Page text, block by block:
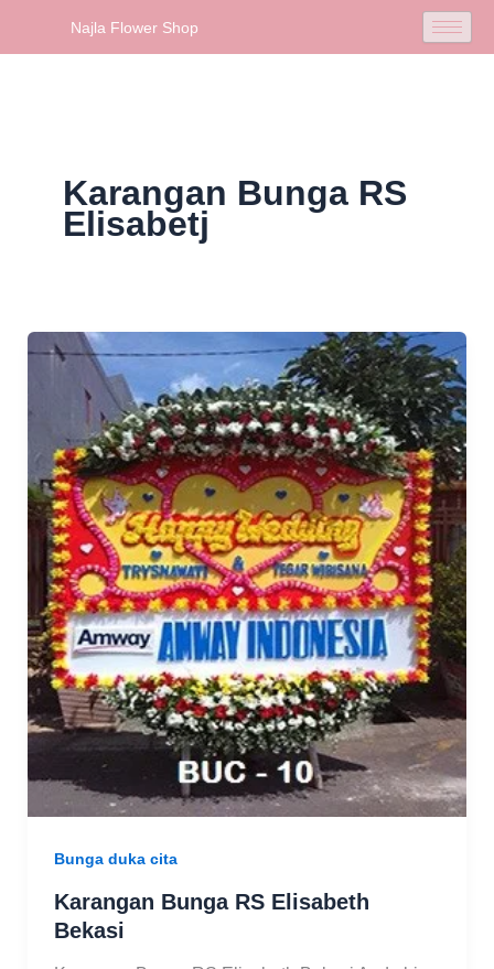
Najla Flower Shop
Karangan Bunga RS
Elisabetj
Bunga duka cita
Karangan Bunga RS Elisabeth
Bekasi